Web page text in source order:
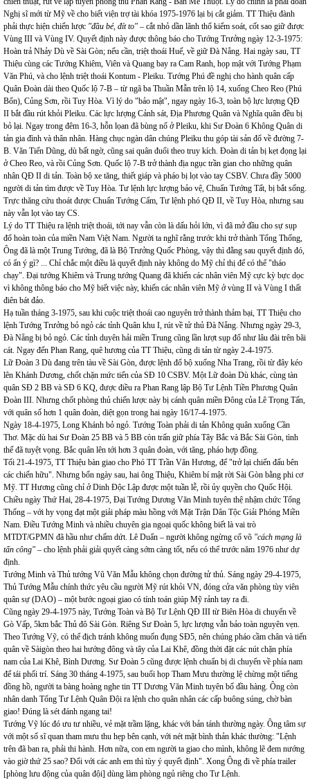
Nghị sĩ mới từ Mỹ về cho biết viện trợ tài khóa 1975-1976 lại bị cắt giảm. TT Thiệu đành
phải thực hiện chiến lược "đầu bé, đít to" – cắt nhỏ dần lãnh thổ kiểm soát, cốt sao giữ được
Vùng III và Vùng IV. Quyết định này được thông báo cho Tướng Trưởng ngày 12-3-1975:
Hoàn trả Nhảy Dù về Sài Gòn; nếu cần, triệt thoái Huế, về giữ Đà Nẵng. Hai ngày sau, TT
Thiệu cùng các Tướng Khiêm, Viên và Quang bay ra Cam Ranh, họp mật với Tướng Phạm
Văn Phú, và cho lệnh triệt thoái Kontum - Pleiku. Tướng Phú đề nghị cho hành quân cấp
Quân Đoàn dài theo Quốc lộ 7-B – từ ngã ba Thuần Mẫn trên lộ 14, xuống Cheo Reo (Phú
Bổn), Củng Sơn, rồi Tuy Hòa. Vì lý do "bảo mật", ngay ngày 16-3, toàn bộ lực lượng QĐ
II bắt đầu rút khỏi Pleiku. Các lực lượng Cảnh sát, Địa Phương Quân và Nghĩa quân đều bị
bỏ lại. Ngay trong đêm 16-3, hỗn lọan đã bùng nổ ở Pleiku, khi Sư Đoàn 6 Không Quân di
tản gia đình và thân nhân. Hàng chục ngàn dân chúng Pleiku thu góp tài sản đổ về đường 7-
B. Văn Tiến Dũng, dù bất ngờ, cũng sai quân đuổi theo truy kích. Đoàn di tản bị kẹt đọng lại
ở Cheo Reo, và rồi Củng Sơn. Quốc lộ 7-B trở thành địa ngục trần gian cho những quân
nhân QĐ II di tản. Toàn bộ xe tăng, thiết giáp và pháo bị lọt vào tay CSBV. Chưa đầy 5000
người di tản tìm được về Tuy Hòa. Tư lệnh lực lượng bảo vệ, Chuẩn Tướng Tất, bị bắt sống.
Trực thăng cứu thoát được Chuẩn Tướng Cẩm, Tư lệnh phó QĐ II, về Tuy Hòa, nhưng sau
này vẫn lọt vào tay CS.
Lý do TT Thiệu ra lệnh triệt thoái, tới nay vẫn còn là dấu hỏi lớn, vì đã mở đầu cho sự sụp
đổ hoàn toàn của miền Nam Việt Nam. Người ta nghĩ rằng trước khi trở thành Tổng Thống,
Ông đã là một Trung Tướng, đã là Bộ Trưởng Quốc Phòng, vậy thì đằng sau quyết định đó,
có ẩn ý gì? ... Chỉ chắc một điều là quyết định này không do Mỹ chỉ thị để có thể "tháo
chạy". Đại tướng Khiêm và Trung tướng Quang đã khiến các nhân viên Mỹ cực kỳ bực dọc
vì không thông báo cho Mỹ biết việc này, khiến các nhân viên Mỹ ở vùng II và Vùng I thất
điên bát đảo.
Hạ tuần tháng 3-1975, sau khi cuộc triệt thoái cao nguyên trở thành thảm bại, TT Thiệu cho
lệnh Tướng Trưởng bỏ ngỏ các tỉnh Quân khu I, rút về tử thủ Đà Nẵng. Nhưng ngày 29-3,
Đà Nẵng bị bỏ ngỏ. Các tỉnh duyên hải miền Trung cũng lần lượt sụp đổ như lâu đài trên bãi
cát. Ngay đến Phan Rang, quê hương của TT Thiệu, cũng di tản từ ngày 2-4-1975.
Lữ Đoàn 3 Dù đang trên tàu về Sài Gòn, được lệnh đổ bộ xuống Nha Trang, rồi từ đây kéo
lên Khánh Dương, chốt chặn mức tiến của SĐ 10 CSBV. Một Lữ đoàn Dù khác, cùng tàn
quân SĐ 2 BB và SĐ 6 KQ, được điều ra Phan Rang lập Bộ Tư Lệnh Tiền Phương Quân
Đoàn III. Nhưng chốt phòng thủ chiến lược này bị cánh quân miền Đông của Lê Trọng Tấn,
với quân số hơn 1 quân đoàn, diệt gọn trong hai ngày 16/17-4-1975.
Ngày 18-4-1975, Long Khánh bỏ ngỏ. Tướng Toàn phải di tản Không quân xuống Cần
Thơ. Mặc dù hai Sư Đoàn 25 BB và 5 BB còn trấn giữ phía Tây Bắc và Bắc Sài Gòn, tình
thế đã tuyệt vọng. Bắc quân lên tới hơn 3 quân đoàn, với tăng, pháo hợp đồng.
Tối 21-4-1975, TT Thiệu bàn giao cho Phó TT Trần Văn Hương, để "trở lại chiến đấu bên
các chiến hữu". Nhưng bốn ngày sau, hai ông Thiệu, Khiêm bí mật rời Sài Gòn bằng phi cơ
Mỹ. TT Hương cũng chỉ ở Dinh Độc Lập được một tuần lễ, rồi ủy quyền cho Quốc Hội.
Chiều ngày Thứ Hai, 28-4-1975, Đại Tướng Dương Văn Minh tuyên thệ nhậm chức Tổng
Thống – với hy vọng đạt một giải pháp màu hồng với Mặt Trận Dân Tộc Giải Phóng Miền
Nam. Điều Tướng Minh và nhiều chuyên gia ngoại quốc không biết là vai trò
MTDT/GPMN đã hầu như chấm dứt. Lê Duẩn – người không ngừng cổ võ "cách mạng là
tấn công" – cho lệnh phải giải quyết càng sớm càng tốt, nếu có thể trước năm 1976 như dự
định.
Tướng Minh và Thủ tướng Vũ Văn Mẫu không chọn đường tử thủ. Sáng ngày 29-4-1975,
Thủ Tướng Mẫu chính thức yêu cầu người Mỹ rút khỏi VN, đóng cửa văn phòng tùy viên
quân sự (DAO) – một bước ngoại giao có tính toán giúp Mỹ rảnh tay ra đi.
Cũng ngày 29-4-1975 này, Tướng Toàn và Bộ Tư Lệnh QĐ III từ Biên Hòa di chuyển về
Gò Vấp, 5km bắc Thủ đô Sài Gòn. Riêng Sư Đoàn 5, lực lượng vẫn bảo toàn nguyên vẹn.
Theo Tướng Vỹ, có thể địch tránh không muốn đụng SĐ5, nên chúng pháo cầm chân và tiến
quân về Sàigòn theo hai hướng đông và tây của Lai Khê, đồng thời đặt các nút chặn phía
nam của Lai Khê, Bình Dương. Sư Đoàn 5 cũng được lệnh chuẩn bị di chuyển về phía nam
để tái phối trí. Sáng 30 tháng 4-1975, sau buổi họp Tham Mưu thường lệ chừng một tiếng
đồng hồ, người ta bàng hoàng nghe tin TT Dương Văn Minh tuyên bố đầu hàng. Ông còn
nhân danh Tổng Tư Lệnh Quân Đội ra lệnh cho quân nhân các cấp buông súng, chờ bàn
giao! Đúng là sét đánh ngang tai!
Tướng Vỹ lúc đó ưu tư nhiều, vẻ mặt trầm lặng, khác với bản tánh thường ngày. Ông tâm sự
với một số sĩ quan tham mưu thu hẹp bên cạnh, với nét mặt bình thản khác thường: "Lệnh
trên đã ban ra, phải thi hành. Hơn nữa, con em người ta giao cho mình, không lẽ đem nướng
vào giờ thứ 25 sao? Đối với các anh em thì tùy ý quyết định". Xong Ông đi về phía trailer
[phòng lưu động của quân đội] dùng làm phòng ngủ riêng cho Tư Lệnh.